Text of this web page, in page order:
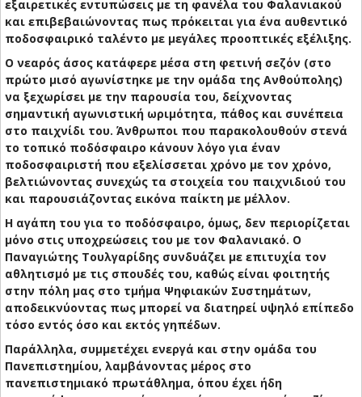
εξαιρετικές εντυπώσεις με τη φανέλα του Φαλανιακού
και επιβεβαιώνοντας πως πρόκειται για ένα αυθεντικό
ποδοσφαιρικό ταλέντο με μεγάλες προοπτικές εξέλιξης.
Ο νεαρός άσος κατάφερε μέσα στη φετινή σεζόν (στο
πρώτο μισό αγωνίστηκε με την ομάδα της Ανθούπολης)
να ξεχωρίσει με την παρουσία του, δείχνοντας
σημαντική αγωνιστική ωριμότητα, πάθος και συνέπεια
στο παιχνίδι του. Άνθρωποι που παρακολουθούν στενά
το τοπικό ποδόσφαιρο κάνουν λόγο για έναν
ποδοσφαιριστή που εξελίσσεται χρόνο με τον χρόνο,
βελτιώνοντας συνεχώς τα στοιχεία του παιχνιδιού του
και παρουσιάζοντας εικόνα παίκτη με μέλλον.
Η αγάπη του για το ποδόσφαιρο, όμως, δεν περιορίζεται
μόνο στις υποχρεώσεις του με τον Φαλανιακό. Ο
Παναγιώτης Τουλγαρίδης συνδυάζει με επιτυχία τον
αθλητισμό με τις σπουδές του, καθώς είναι φοιτητής
στην πόλη μας στο τμήμα Ψηφιακών Συστημάτων,
αποδεικνύοντας πως μπορεί να διατηρεί υψηλό επίπεδο
τόσο εντός όσο και εκτός γηπέδων.
Παράλληλα, συμμετέχει ενεργά και στην ομάδα του
Πανεπιστημίου, λαμβάνοντας μέρος στο
πανεπιστημιακό πρωτάθλημα, όπου έχει ήδη